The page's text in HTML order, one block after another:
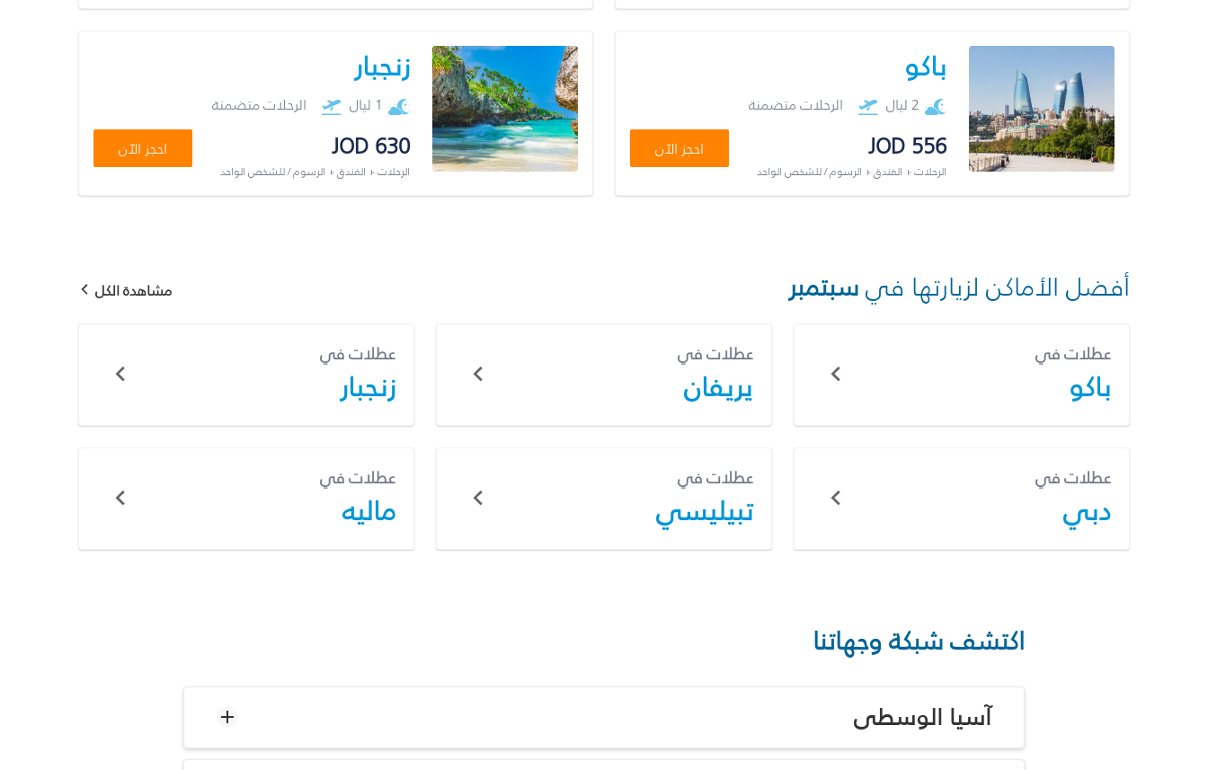
باكو
2 ليال الرحلات متضمنة
JOD 556
الرحلات + الفندق + الرسوم / للشخص الواحد
احجز الآن
زنجبار
1 ليال الرحلات متضمنة
JOD 630
الرحلات + الفندق + الرسوم / للشخص الواحد
احجز الآن
أفضل الأماكن لزيارتها فيسبتمبر مشاهدة الكل
عطلات في
باكو
عطلات في
يريفان
عطلات في
زنجبار
عطلات في
دبي
عطلات في
تبيليسي
عطلات في
ماليه
اكتشف شبكة وجهاتنا
آسيا الوسطى